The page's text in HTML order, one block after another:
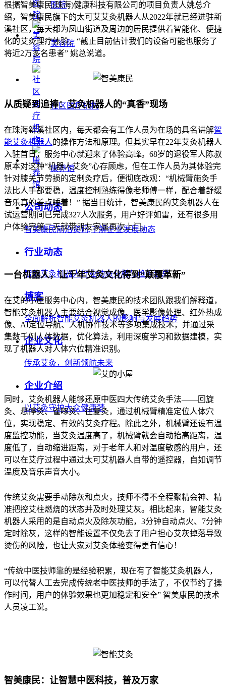
医院
美容院
社区医疗机构
康养馆
公司动态
智美康民前沿资讯,了解企业发展动态
行业动态
智能艾灸机器人行业动态分析与趋势汇总
博客
全面解析智能艾灸机器人的影响与发展趋势
企业文化
传承艾灸，创新领航未来
企业介绍
以艾灸守护大众健康梦
根据智美康民(珠海)健康科技有限公司的项目负责人姚总介
绍，智美康民旗下的太可艾艾灸机器人从2022年就已经进驻新
溪社区，每天都为凤山街道及周边的居民提供着智能化、便捷
化的艾灸理疗体验，“截止目前估计我们的设备可能也服务了
将近2万多名患者” 姚总说道。
从质疑到追捧：艾灸机器人的“真香”现场
在珠海新溪社区内，每天都会有工作人员为在场的具名讲解智
能艾灸机器人的操作方法和原理。但其实早在22年艾灸机器人
入驻首日，服务中心就迎来了体验高峰。68岁的退役军人陈叔
原本对这种“机器人艾灸”心存顾虑，但在工作人员为其体验完
针对膝关节劳损的定制灸疗后，便彻底改观：“机械臂施灸手
法比人手都要稳，温度控制熟练得像老师傅一样，配合着舒缓
音乐真的差点睡着！” 据当日统计，智美康民的艾灸机器人在
试运营期间已完成327人次服务，用户好评如雷，还有很多用
户体验完第二天就带朋友家属再次上门。
一台机器人，让千年艾灸文化得到“颠覆革新”
在艾的小屋服务中心内，智美康民的技术团队跟我们解释道，
智能艾灸机器人主要结合视觉成像、医学影像处理、红外热成
像、AI定位导航、人机协作技术等多项集成技术，并通过采
集数千例人体数据，优化算法，利用深度学习和数据建模，实
现了机器人对人体穴位精准识别。
同时，艾灸机器人能够还原中医四大传统艾灸手法——回旋
灸、悬停灸、雀啄灸、往复灸，通过机械臂精准定位人体穴
位，实现稳定、有效的艾灸疗程。除此之外，机械臂还设有温
度监控功能，当艾灸温度高了，机械臂就会自动抬高距离，温
度低了，自动缩进距离，对于老年人和对温度敏感的用户，还
可以在艾疗过程中通过太可艾机器人自带的遥控器，自如调节
温度及音乐声音大小。
传统艾灸需要手动除灰和点火，技师不得不全程聚精会神、精
准把控艾柱燃烧的状态并及时处理艾灰。相比起来，智能艾灸
机器人采用的是自动点火及除灰功能，3分钟自动点火、7分钟
定时除灰，这样的智能设置不仅免去了用户担心艾灰掉落导致
烫伤的风险，也让大家对艾灸体验变得更有信心！
“传统中医技师靠的是经验积累，现在有了智能艾灸机器人，
可以代替人工去完成传统老中医技师的手法了，不仅节约了操
作时间，用户的体验效果也更加稳定和安全” 智美康民的技术
人员凌工说。
智美康民：让智慧中医科技，普及万家